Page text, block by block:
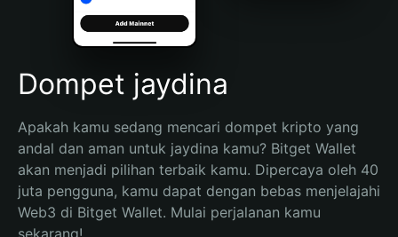
Português (Brasil)
Español (Argentina)
Dompet jaydina
Apakah kamu sedang mencari dompet kripto yang
andal dan aman untuk jaydina kamu? Bitget Wallet
akan menjadi pilihan terbaik kamu. Dipercaya oleh 40
juta pengguna, kamu dapat dengan bebas menjelajahi
Web3 di Bitget Wallet. Mulai perjalanan kamu
sekarang!